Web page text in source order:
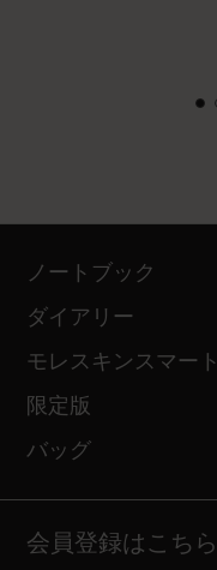
ノートブック
ダイアリー
モレスキンスマート
限定版
バッグ
会員登録はこちら